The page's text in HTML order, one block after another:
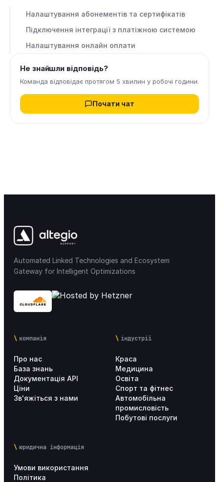
Налаштування абонементів та сертифікатів
Підключення інтеграції з платіжною системою
Налаштування онлайн оплати
Не знайшли відповідь?
Команда відповідає протягом 5 хвилин у робочі години.
Почати чат
Automated Linked Technologies and Ecosystem
Gateway for Intelligent Optimizations
компанія
Про нас
База знань
Документація API
Ціни
Зв'яжіться з нами
індустрії
Краса
Медицина
Освіта
Спорт та фітнес
Автомобільна
промисловість
Побутові послуги
юридична інформація
Умови використання
Політика